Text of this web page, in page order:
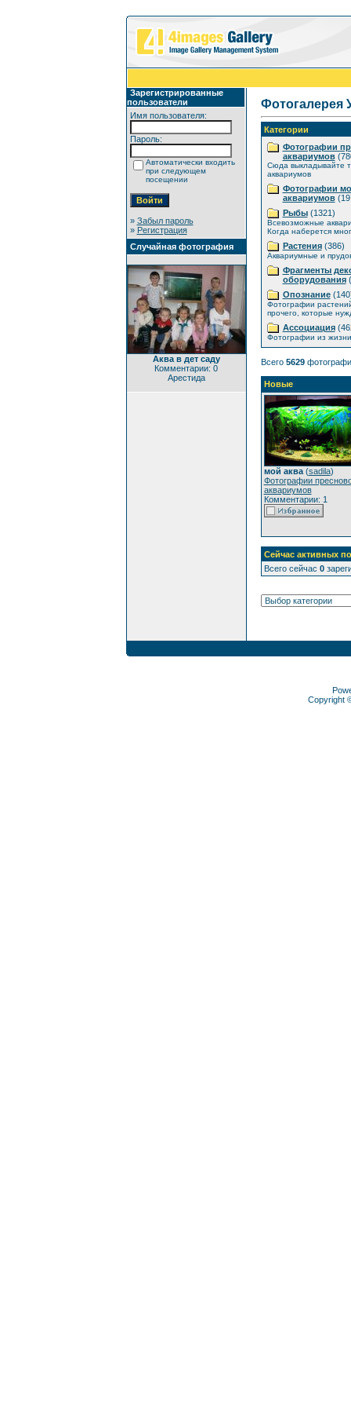
Зарегистрированные
пользователи
Имя пользователя:
Пароль:
Автоматически входить
при следующем
посещении
» Забыл пароль
» Регистрация
Случайная фотография
Аква в дет саду
Комментарии: 0
Арестида
Фотогалерея
Категории
Фотографии
аквариумов
Сюда выкладывайте
аквариумов
Фотографии
аквариумов
Рыбы(1321)
Всевозможные
Когда наберется
Растения(386)
Аквариумные и
Фрагменты
оборудования
Опознание
Фотографии
прочего, которые
Ассоциация
Фотографии из
Всего 5629
Новые
мой аква(sadila)
Фотографии
аквариумов
Комментарии: 1
Сейчас активных
Всего сейчас 0
Copyright